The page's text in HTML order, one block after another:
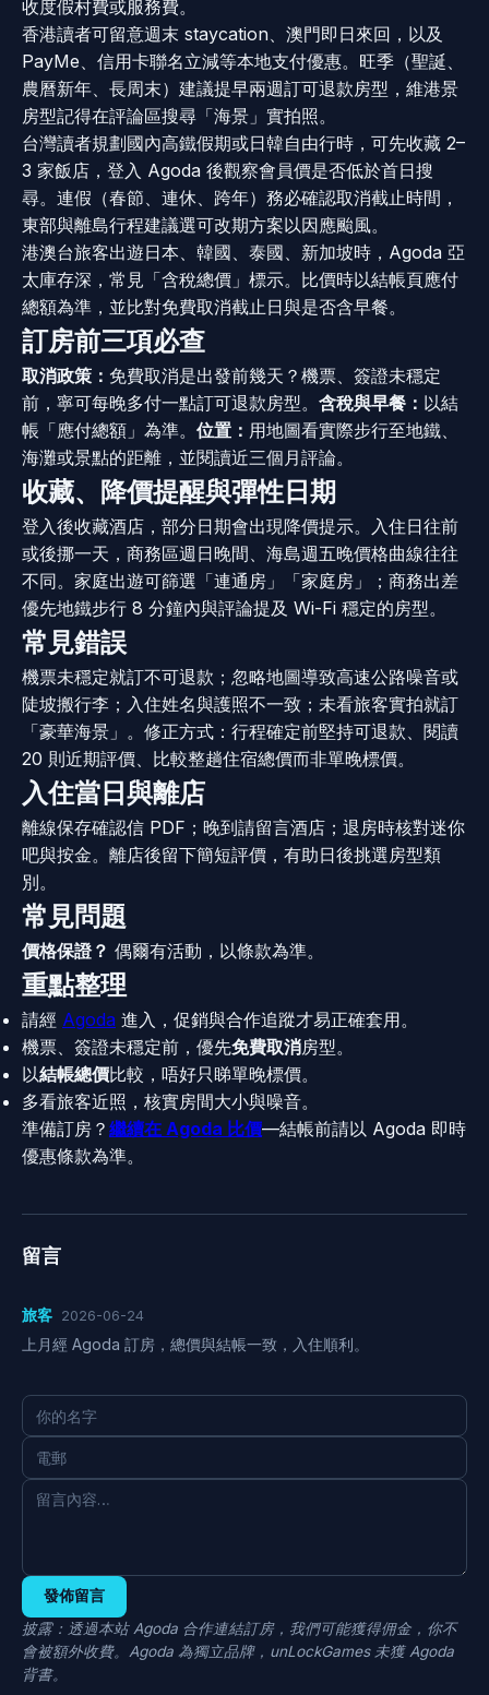
收度假村費或服務費。
香港讀者可留意週末 staycation、澳門即日來回，以及
PayMe、信用卡聯名立減等本地支付優惠。旺季（聖誕、
農曆新年、長周末）建議提早兩週訂可退款房型，維港景
房型記得在評論區搜尋「海景」實拍照。
台灣讀者規劃國內高鐵假期或日韓自由行時，可先收藏 2–
3 家飯店，登入 Agoda 後觀察會員價是否低於首日搜
尋。連假（春節、連休、跨年）務必確認取消截止時間，
東部與離島行程建議選可改期方案以因應颱風。
港澳台旅客出遊日本、韓國、泰國、新加坡時，Agoda 亞
太庫存深，常見「含稅總價」標示。比價時以結帳頁應付
總額為準，並比對免費取消截止日與是否含早餐。
訂房前三項必查
取消政策： 免費取消是出發前幾天？機票、簽證未穩定
前，寧可每晚多付一點訂可退款房型。 含稅與早餐： 以結
帳「應付總額」為準。 位置： 用地圖看實際步行至地鐵、
海灘或景點的距離，並閱讀近三個月評論。
收藏、降價提醒與彈性日期
登入後收藏酒店，部分日期會出現降價提示。入住日往前
或後挪一天，商務區週日晚間、海島週五晚價格曲線往往
不同。家庭出遊可篩選「連通房」「家庭房」；商務出差
優先地鐵步行 8 分鐘內與評論提及 Wi-Fi 穩定的房型。
常見錯誤
機票未穩定就訂不可退款；忽略地圖導致高速公路噪音或
陡坡搬行李；入住姓名與護照不一致；未看旅客實拍就訂
「豪華海景」。修正方式：行程確定前堅持可退款、閱讀
20 則近期評價、比較整趟住宿總價而非單晚標價。
入住當日與離店
離線保存確認信 PDF；晚到請留言酒店；退房時核對迷你
吧與按金。離店後留下簡短評價，有助日後挑選房型類
別。
常見問題
價格保證？ 偶爾有活動，以條款為準。
重點整理
請經 Agoda 進入，促銷與合作追蹤才易正確套用。
機票、簽證未穩定前，優先免費取消房型。
以結帳總價比較，唔好只睇單晚標價。
多看旅客近照，核實房間大小與噪音。
準備訂房？ 繼續在 Agoda 比價—結帳前請以 Agoda 即時
優惠條款為準。
留言
旅客 2026-06-24
上月經 Agoda 訂房，總價與結帳一致，入住順利。
發佈留言
披露：透過本站 Agoda 合作連結訂房，我們可能獲得佣金，你不
會被額外收費。Agoda 為獨立品牌，unLockGames 未獲 Agoda
背書。